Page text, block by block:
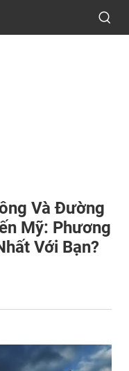
Và Đường
Mỹ: Phương
Với Bạn?